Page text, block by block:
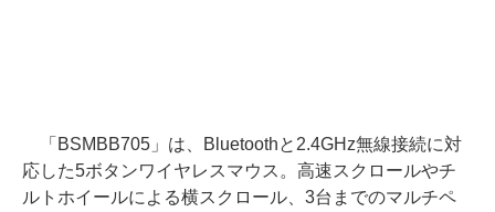
「BSMBB705」は、Bluetoothと2.4GHz無線接続に対
応した5ボタンワイヤレスマウス。高速スクロールやチ
ルトホイールによる横スクロール、3台までのマルチペ